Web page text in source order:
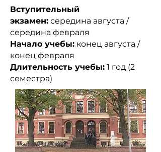
Вступительный
экзамен: середина августа /
середина февраля
Начало учебы: конец августа /
конец февраля
Длительность учебы: 1 год (2
семестра)